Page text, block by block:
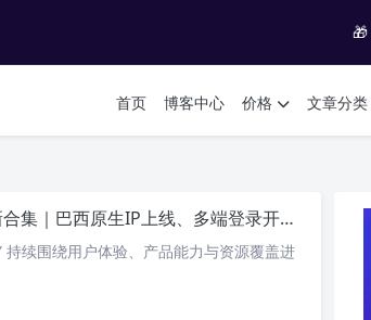
🎁
首页 博客中心 价格 文章分类
西原生IP上线、多端登录开放、周年庆活动开启
续围绕用户体验、产品能力与资源覆盖进